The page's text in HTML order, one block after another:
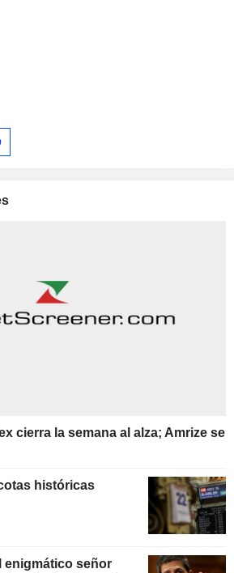
cierra la semana al alza; Amrize se
históricas
enigmático señor